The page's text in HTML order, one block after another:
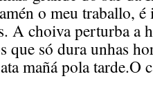
o meu traballo,
A choiva perturba a
que só dura unhas
mañá pola tarde.O